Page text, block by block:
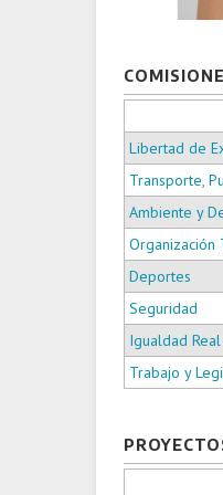
Libertad de
Transporte,
Ambiente y
Organización
Deportes
Seguridad
Igualdad
Trabajo y